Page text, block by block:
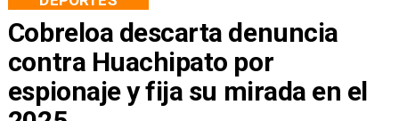
Cobreloa descarta denuncia
contra Huachipato por
espionaje y fija su mirada en el